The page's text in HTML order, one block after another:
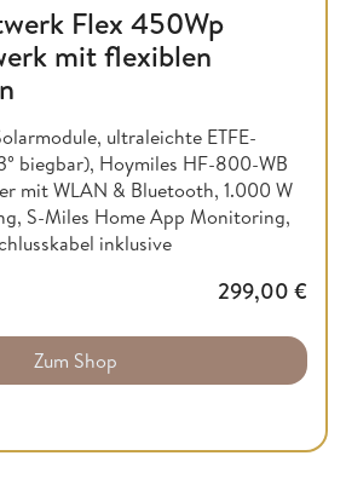
Flex 450Wp
mit flexiblen
ultraleichte ETFE-
biegbar), Hoymiles HF-800-WB
mit WLAN & Bluetooth, 1.000 W
S-Miles Home App Monitoring,
inklusive
299,00 €
Zum Shop